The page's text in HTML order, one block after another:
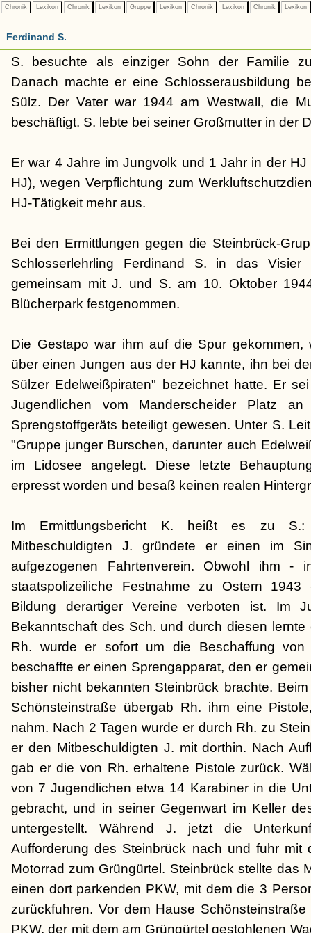
Chronik Lexikon Chronik Lexikon Gruppe Lexikon Chronik Lexikon Chronik Lexikon
Ferdinand S.
S. besuchte als einziger Sohn der Familie
Danach machte er eine Schlosserausbildung
Sülz. Der Vater war 1944 am Westwall, die
beschäftigt. S. lebte bei seiner Großmutter in der
Er war 4 Jahre im Jungvolk und 1 Jahr in der
HJ), wegen Verpflichtung zum
HJ-Tätigkeit mehr aus.
Bei den Ermittlungen gegen die Steinbrück-
Schlosserlehrling Ferdinand S. in das
gemeinsam mit J. und S. am 10. Oktober
Blücherpark festgenommen.
Die Gestapo war ihm auf die Spur gekommen,
über einen Jungen aus der HJ kannte, ihn bei
Sülzer Edelweißpiraten" bezeichnet hatte. Er
Jugendlichen vom Manderscheider Platz
Sprengstoffgeräts beteiligt gewesen. Unter S.
"Gruppe junger Burschen, darunter auch
im Lidosee angelegt. Diese letzte
erpresst worden und besaß keinen realen
Im Ermittlungsbericht K. heißt es zu S.:
Mitbeschuldigten J. gründete er einen im
aufgezogenen Fahrtenverein. Obwohl ihm -
staatspolizeiliche Festnahme zu Ostern
Bildung derartiger Vereine verboten ist. Im
Bekanntschaft des Sch. und durch diesen
Rh. wurde er sofort um die Beschaffung von
beschaffte er einen Sprengapparat, den er
bisher nicht bekannten Steinbrück brachte.
Schönsteinstraße übergab Rh. ihm eine
nahm. Nach 2 Tagen wurde er durch Rh. zu
er den Mitbeschuldigten J. mit dorthin. Nach
gab er die von Rh. erhaltene Pistole zurück.
von 7 Jugendlichen etwa 14 Karabiner in die
gebracht, und in seiner Gegenwart im Keller
untergestellt. Während J. jetzt die
Aufforderung des Steinbrück nach und fuhr mit
Motorrad zum Grüngürtel. Steinbrück stellte das
einen dort parkenden PKW, mit dem die 3
zurückfuhren. Vor dem Hause
PKW, der mit dem am Grüngürtel gestohlenen